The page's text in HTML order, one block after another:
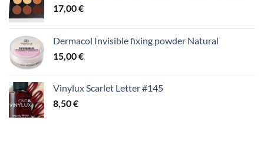
17,00€
Dermacol Invisible fixing powder Natural
15,00€
Vinylux Scarlet Letter #145
8,50€